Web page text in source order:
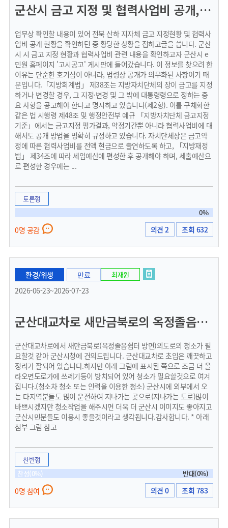
군산시 금고 지정 및 협력사업비 공개, 법적 공개 의무인데 왜 찾을 수 없나요?
업무상 확인할 내용이 있어 전북 산하 지자체 금고 지정현황 및 협력사
업비 공개 현황을 확인하던 중 황당한 상황을 접하고글을 씁니다. 군산
시 시 금고 지정 현황과 협력사업비 관련 내용을 확인하고자 군산시 e
민원 홈페이지 '고시공고' 게시판에 들어갔습니다. 이 정보를 찾으려 한
이유는 단순한 호기심이 아니라, 법령상 공개가 의무화된 사항이기 때
문입니다.「지방회계법」 제38조는 지방자치단체의 장이 금고를 지정
하거나 변경할 경우, 그 지정·변경 및 그 밖에 대통령령으로 정하는 중
요 사항을 공고해야 한다고 명시하고 있습니다(제2항). 이를 구체화한
같은 법 시행령 제48조 및 행정안전부 예규 「지방자치단체 금고지정
기준」에서는 금고지정 평가결과, 약정기간뿐 아니라 협력사업비에 대
해서도 공개 방법을 명확히 규정하고 있습니다. 자치단체장은 금고약
정에 따른 협력사업비를 전액 현금으로 출연하도록 하고, 「지방재정
법」 제34조에 따라 세입예산에 편성한 후 공개해야 하며, 세출예산으
로 편성한 경우에는 ...
토론형
0%
0명 공감 의견 2 조회 632
환경/위생
만료
2026-06-23~2026-07-23
최재원
군산대교차로 새만금북로의 옥정졸음쉼터방면 램프 청소요청드립니다.
군산대교차로에서 새만금북로(옥정졸음쉼터 방면)의도로의 청소가 필
요할것 같아 군산시청에 건의드립니다. 군산대교차로 초입은 깨끗하고
정리가 잘되어 있습니다.하지만 아래 그림에 표시된 쪽으로 조금 더 올
라오면도로가에 쓰레기등이 방치되어 있어 청소가 필요할것으로 여겨
집니다.(청소차 청소 또는 인력을 이용한 청소) 군산시에 외부에서 오
는 타지역분들도 많이 운전하여 지나가는 곳으로(지나가는 도로)많이
바쁘시겠지만 청소작업을 해주시면 더욱 더 군산시 이미지도 좋아지고
군산시민분들도 이용시 좋을것이라고 생각됩니다.감사합니다. * 아래
첨부 그림 참고
찬반형
찬성(0%)
반대(0%)
0명 참여 의견 0 조회 783